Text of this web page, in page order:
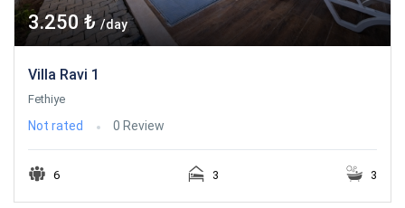
3.250 ₺/day
Villa Ravi 1
Fethiye
Not rated 0 Review
6 3 3